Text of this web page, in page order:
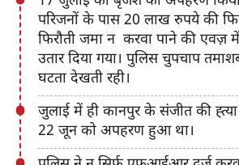
परिजनों के पास 20 लाख रुपये की
फिरौती जमा न करवा पाने की एवज़
उतार दिया गया। पुलिस चुपचाप
घटता देखती रही।
जुलाई में ही कानपुर के संजीत की
22 जून को अपहरण हुआ था।